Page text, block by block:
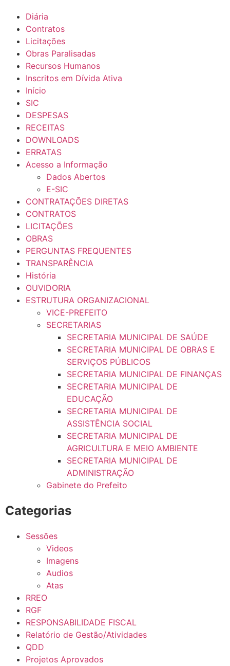
Diária
Contratos
Licitações
Obras Paralisadas
Recursos Humanos
Inscritos em Dívida Ativa
Início
SIC
DESPESAS
RECEITAS
DOWNLOADS
ERRATAS
Acesso a Informação
Dados Abertos
E-SIC
CONTRATAÇÕES DIRETAS
CONTRATOS
LICITAÇÕES
OBRAS
PERGUNTAS FREQUENTES
TRANSPARÊNCIA
História
OUVIDORIA
ESTRUTURA ORGANIZACIONAL
VICE-PREFEITO
SECRETARIAS
SECRETARIA MUNICIPAL DE SAÚDE
SECRETARIA MUNICIPAL DE OBRAS E
SERVIÇOS PÚBLICOS
SECRETARIA MUNICIPAL DE FINANÇAS
SECRETARIA MUNICIPAL DE
EDUCAÇÃO
SECRETARIA MUNICIPAL DE
ASSISTÊNCIA SOCIAL
SECRETARIA MUNICIPAL DE
AGRICULTURA E MEIO AMBIENTE
SECRETARIA MUNICIPAL DE
ADMINISTRAÇÃO
Gabinete do Prefeito
Categorias
Sessões
Videos
Imagens
Audios
Atas
RREO
RGF
RESPONSABILIDADE FISCAL
Relatório de Gestão/Atividades
QDD
Projetos Aprovados